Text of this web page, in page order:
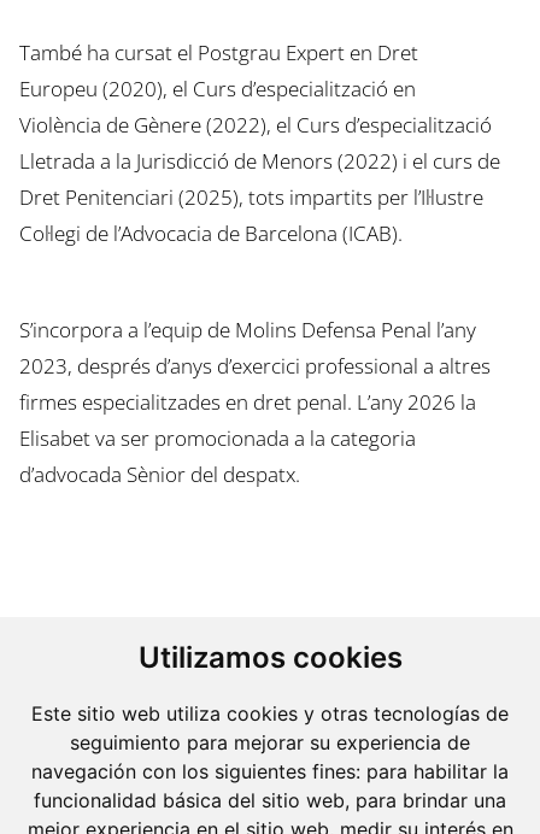
Utilizamos cookies
Este sitio web utiliza cookies y otras tecnologías de
seguimiento para mejorar su experiencia de
navegación con los siguientes fines: para habilitar la
funcionalidad básica del sitio web, para brindar una
mejor experiencia en el sitio web, medir su interés en
També ha cursat el Postgrau Expert en Dret
Europeu (2020), el Curs d’especialització en
Violència de Gènere (2022), el Curs d’especialització
Lletrada a la Jurisdicció de Menors (2022) i el curs de
Dret Penitenciari (2025), tots impartits per l’Il·lustre
Col·legi de l’Advocacia de Barcelona (ICAB).
S’incorpora a l’equip de Molins Defensa Penal l’any
2023, després d’anys d’exercici professional a altres
firmes especialitzades en dret penal. L’any 2026 la
Elisabet va ser promocionada a la categoria
d’advocada Sènior del despatx.